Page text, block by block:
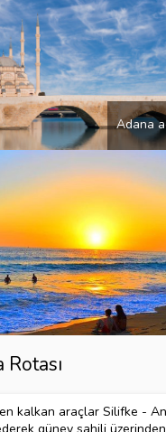
Adana
kalkan araçlar Silifke -
güney sahili